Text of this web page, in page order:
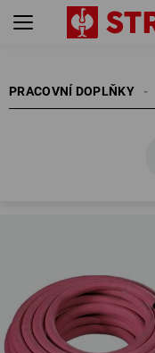
PRACOVNÍ DOPLŇKY